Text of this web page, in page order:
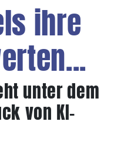
ihre
unter dem
von KI-